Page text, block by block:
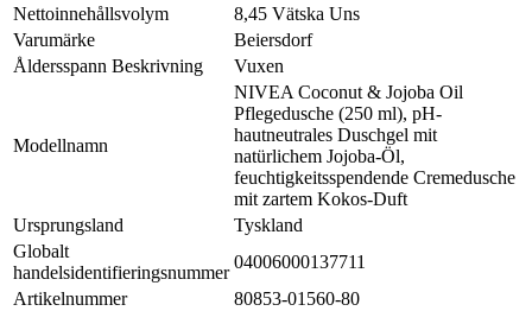
Nettoinnehållsvolym
8,45 Vätska Uns
Varumärke
Beiersdorf
Åldersspann Beskrivning
Vuxen
Modellnamn
NIVEA Coconut & Jojoba Oil
Pflegedusche (250 ml), pH-
hautneutrales Duschgel mit
natürlichem Jojoba-Öl,
feuchtigkeitsspendende Cremedusche
mit zartem Kokos-Duft
Ursprungsland
Tyskland
Globalt
handelsidentifieringsnummer
04006000137711
Artikelnummer
80853-01560-80